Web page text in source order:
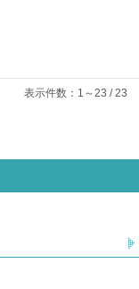
表示件数：1～23 / 23